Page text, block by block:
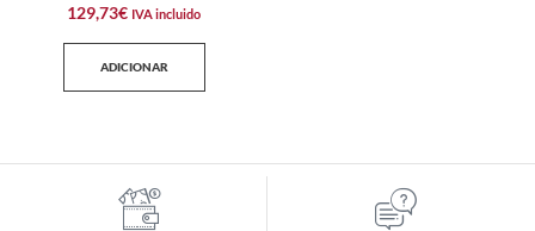
129,73€ IVA incluido
ADICIONAR